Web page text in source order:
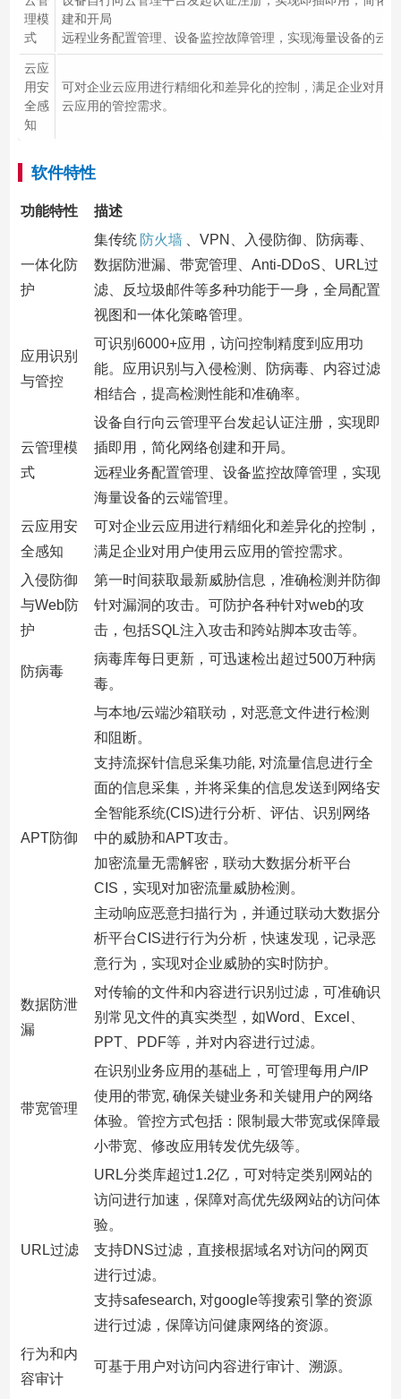
理模
式
建和开局
远程业务配置管理、设备监控故障管理，实现海量设备的云
云应
用安
全感
知
可对企业云应用进行精细化和差异化的控制，满足企业对用
云应用的管控需求。
软件特性
功能特性 描述
一体化防
护
集传统 防火墙
、VPN、入侵防御、防病毒、
数据防泄漏、带宽管理、Anti-DDoS、URL过
滤、反垃圾邮件等多种功能于一身，全局配置
视图和一体化策略管理。
应用识别
与管控
可识别6000+应用，访问控制精度到应用功
能。应用识别与入侵检测、防病毒、内容过滤
相结合，提高检测性能和准确率。
云管理模
式
设备自行向云管理平台发起认证注册，实现即
插即用，简化网络创建和开局。
远程业务配置管理、设备监控故障管理，实现
海量设备的云端管理。
云应用安
全感知
可对企业云应用进行精细化和差异化的控制，
满足企业对用户使用云应用的管控需求。
入侵防御
与Web防
护
第一时间获取最新威胁信息，准确检测并防御
针对漏洞的攻击。可防护各种针对web的攻
击，包括SQL注入攻击和跨站脚本攻击等。
防病毒
病毒库每日更新，可迅速检出超过500万种病
毒。
APT防御
与本地/云端沙箱联动，对恶意文件进行检测
和阻断。
支持流探针信息采集功能, 对流量信息进行全
面的信息采集，并将采集的信息发送到网络安
全智能系统(CIS)进行分析、评估、识别网络
中的威胁和APT攻击。
加密流量无需解密，联动大数据分析平台
CIS，实现对加密流量威胁检测。
主动响应恶意扫描行为，并通过联动大数据分
析平台CIS进行行为分析，快速发现，记录恶
意行为，实现对企业威胁的实时防护。
数据防泄
漏
对传输的文件和内容进行识别过滤，可准确识
别常见文件的真实类型，如Word、Excel、
PPT、PDF等，并对内容进行过滤。
带宽管理
在识别业务应用的基础上，可管理每用户/IP
使用的带宽, 确保关键业务和关键用户的网络
体验。管控方式包括：限制最大带宽或保障最
小带宽、修改应用转发优先级等。
URL过滤
URL分类库超过1.2亿，可对特定类别网站的
访问进行加速，保障对高优先级网站的访问体
验。
支持DNS过滤，直接根据域名对访问的网页
进行过滤。
支持safesearch, 对google等搜索引擎的资源
进行过滤，保障访问健康网络的资源。
行为和内
容审计
可基于用户对访问内容进行审计、溯源。